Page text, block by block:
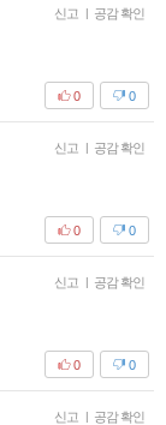
신고 | 공감 확인
0
0
신고 | 공감 확인
0
0
신고 | 공감 확인
0
0
신고 | 공감 확인